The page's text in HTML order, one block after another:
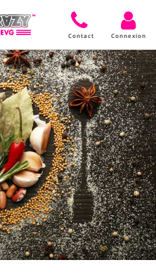
Contact Connexion